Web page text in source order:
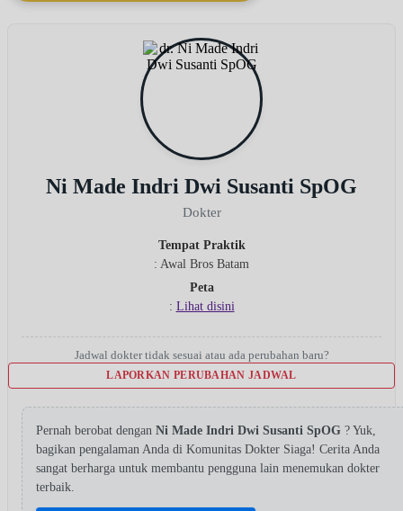
Ni Made Indri Dwi Susanti SpOG
Dokter
Tempat Praktik
: Awal Bros Batam
Peta
: Lihat disini
Jadwal dokter tidak sesuai atau ada perubahan baru?
LAPORKAN PERUBAHAN JADWAL
Pernah berobat dengan Ni Made Indri Dwi Susanti SpOG ? Yuk,
bagikan pengalaman Anda di Komunitas Dokter Siaga! Cerita Anda
sangat berharga untuk membantu pengguna lain menemukan dokter
terbaik.